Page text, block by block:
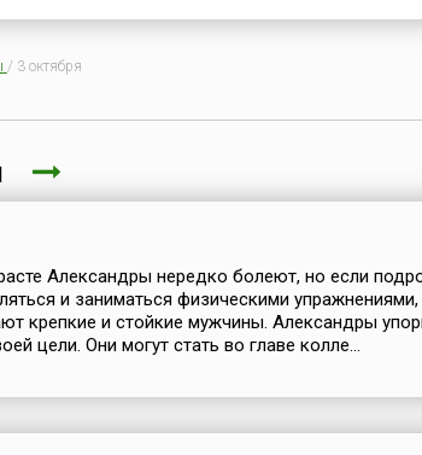
/ 3 октября
Александры нередко болеют, но если
и заниматься физическими упражнениями,
крепкие и стойкие мужчины. Александры
цели. Они могут стать во главе колле...